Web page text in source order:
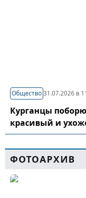
Общество31.07.2026 в
Курганцы
красивый и
ФОТОАРХИВ